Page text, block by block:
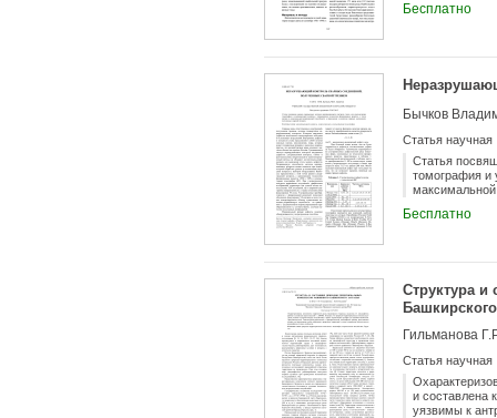
Cyanophyta и
Бесплатно
Бычков
Статья научная
Статья
томография и
Бесплатно
Структура и
Гильманова
Статья научная
и составлена
уязвимы к